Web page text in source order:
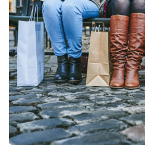
Phoenix
Dresden